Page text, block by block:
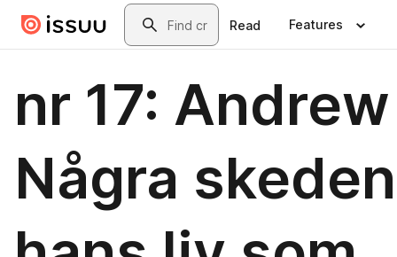
Skip to main contentSearch
Read Features
nr 17:
Några